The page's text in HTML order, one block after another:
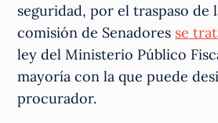
seguridad, por el traspaso de
comisión de Senadores se
ley del Ministerio Público
mayoría con la que puede
procurador.